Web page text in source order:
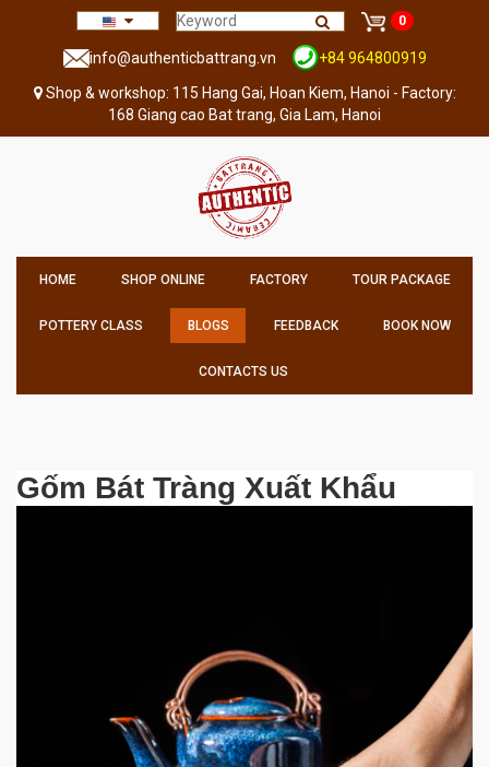
0
info@authenticbattrang.vn
+84 964800919
Shop & workshop: 115 Hang Gai, Hoan Kiem, Hanoi - Factory:
168 Giang cao Bat trang, Gia Lam, Hanoi
HOME SHOP ONLINE FACTORY TOUR PACKAGE
POTTERY CLASS BLOGS FEEDBACK BOOK NOW
CONTACTS US
Gốm Bát Tràng Xuất Khẩu